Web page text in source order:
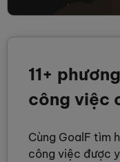
11+
công việc
Cùng GoalF tìm
công việc được